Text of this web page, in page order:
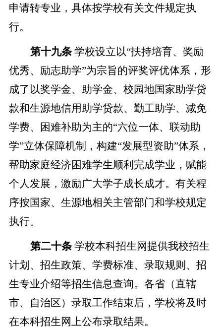
申请转专业，具体按学校有关文件规定执
行。
第十九条 学校设立以“扶持培育、奖励
优秀、励志助学”为宗旨的评奖评优体系，形
成了以奖学金、助学金、校园地国家助学贷
款和生源地信用助学贷款、勤工助学、减免
学费、困难补助为主的“六位一体、联动助
学”立体保障机制，构建“发展型资助”体系，
帮助家庭经济困难学生顺利完成学业，赋能
个人发展，激励广大学子成长成才。有关程
序按国家、生源地相关主管部门和学校规定
执行。
第二十条 学校本科招生网提供我校招生
计划、招生政策、学费标准、录取规则、招
生专业介绍等招生信息查询。各省（直辖
市、自治区）录取工作结束后，学校将及时
在本科招生网上公布录取结果。